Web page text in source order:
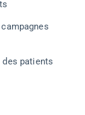
des patients